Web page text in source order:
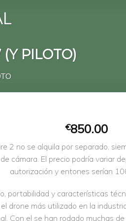
PILOTO)
€850.00
2 no se alquila por separado,
cámara. El precio podría variar
autorización y entones serían
portabilidad y características
drone más utilizado en la
Con el se han rodado muchas